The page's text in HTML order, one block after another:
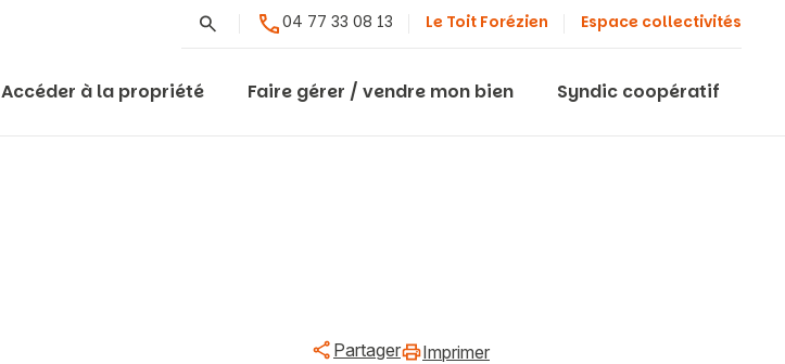
Rechercher04 77 33 08 13 Le Toit Forézien Espace collectivités
Accéder à la propriété Faire gérer / vendre mon bien Syndic coopératif
Partager Imprimer